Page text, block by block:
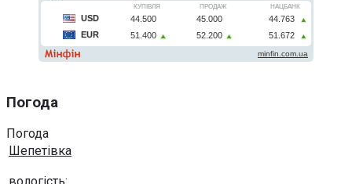
Погода
Погода
Шепетівка